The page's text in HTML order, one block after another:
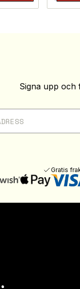
Signa upp och
Gratis